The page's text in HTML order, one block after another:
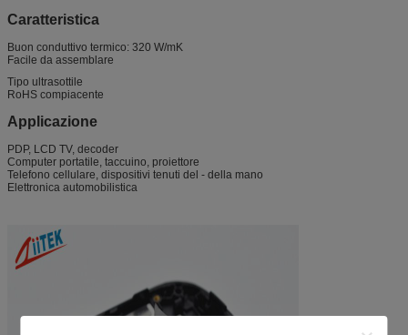
Caratteristica
Buon conduttivo termico: 320 W/mK
Facile da assemblare
Tipo ultrasottile
RoHS compiacente
Applicazione
PDP, LCD TV, decoder
Computer portatile, taccuino, proiettore
Telefono cellulare, dispositivi tenuti del ‐ della mano
Elettronica automobilistica